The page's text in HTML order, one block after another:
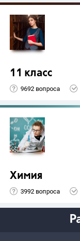
11 класс
9692 вопроса
Химия
3992 вопроса